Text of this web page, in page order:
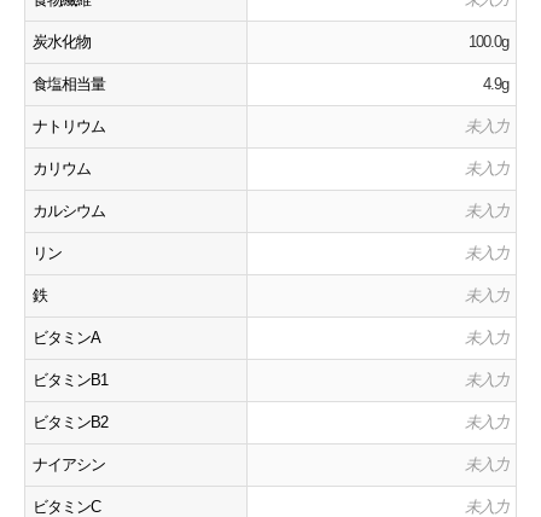
炭水化物 100.0g
食塩相当量 4.9g
ナトリウム 未入力
カリウム 未入力
カルシウム 未入力
リン 未入力
鉄 未入力
ビタミンA 未入力
ビタミンB1 未入力
ビタミンB2 未入力
ナイアシン 未入力
ビタミンC 未入力